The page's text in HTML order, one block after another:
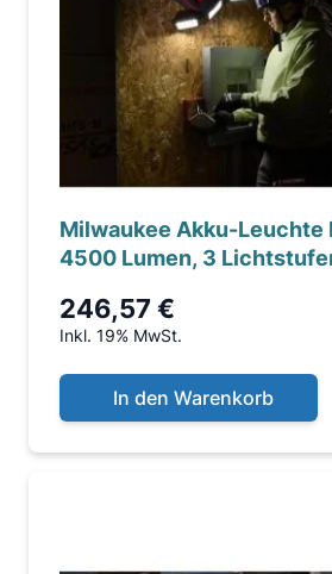
Milwaukee Akku-Leuchte
4500 Lumen, 3
246,57 €
Inkl. 19% MwSt.
In den Warenkorb